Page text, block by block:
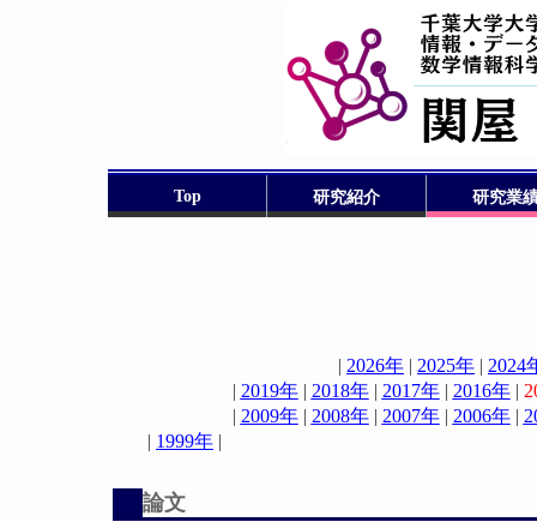
Top 研究紹介 研究業
| 2026年 | 2025年 | 2024
| 2019年| 2018年| 2017年| 2016年|
| 2009年| 2008年| 2007年| 2006年|
| 1999年
論文